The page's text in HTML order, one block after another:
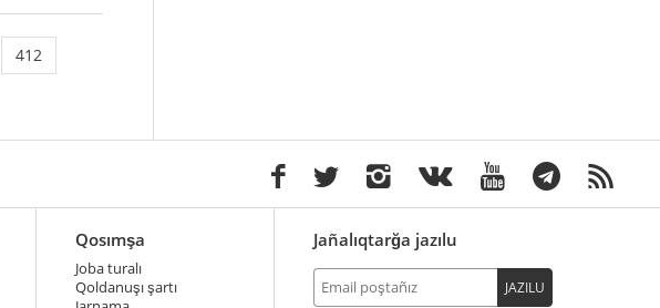
412
Qosımşa
Joba turalı
Qoldanuşı şartı
Jañalıqtarğa jazılu
JAZILU